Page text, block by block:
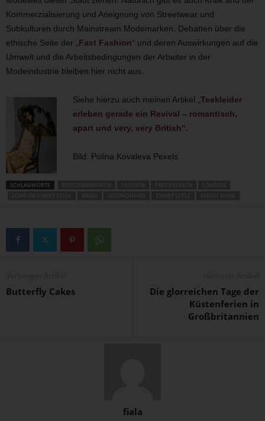
Kommerzialisierung und Aneignung von Streetwear und
Subkulturen durch Mainstream Modemarken. Debatten über die
ethische Seite der „Fast Fashion“ und deren Auswirkungen auf die
Umwelt und die Arbeitsbedingungen der Arbeiter in der
Modeindustrie bleiben hier nicht aus.
Siehe hierzu auch meinen Artikel „Teekleider
erleben gerade ein Revival – romantisch,
apart und very, very British“.
Bild: Polina Kovaleva Pexels
SCHLAGWORTE
Butterfly Cakes
Die glorreichen Tage der
Küstenferien in
Großbritannien
fiala